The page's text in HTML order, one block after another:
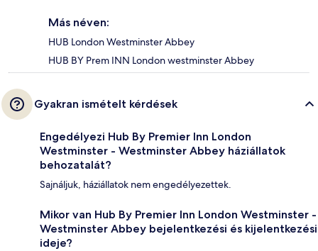
Más néven:
HUB London Westminster Abbey
HUB BY Prem INN London westminster Abbey
Gyakran ismételt kérdések
Engedélyezi Hub By Premier Inn London
Westminster - Westminster Abbey háziállatok
behozatalát?
Sajnáljuk, háziállatok nem engedélyezettek.
Mikor van Hub By Premier Inn London Westminster -
Westminster Abbey bejelentkezési és kijelentkezési
ideje?